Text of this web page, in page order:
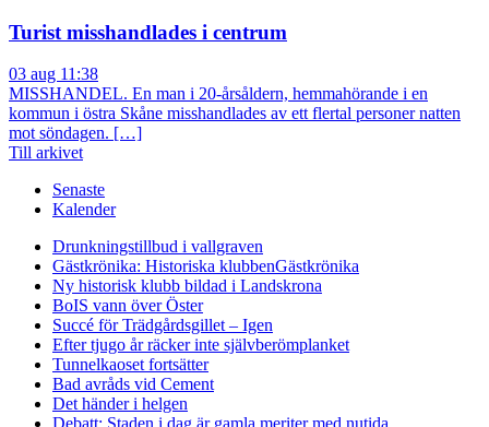
Turist misshandlades i centrum
03 aug 11:38
MISSHANDEL. En man i 20-årsåldern, hemmahörande i en
kommun i östra Skåne misshandlades av ett flertal personer natten
mot söndagen. […]
Till arkivet
Senaste
Kalender
Drunkningstillbud i vallgraven
Gästkrönika: Historiska klubbenGästkrönika
Ny historisk klubb bildad i Landskrona
BoIS vann över Öster
Succé för Trädgårdsgillet – Igen
Efter tjugo år räcker inte självberömplanket
Tunnelkaoset fortsätter
Bad avråds vid Cement
Det händer i helgen